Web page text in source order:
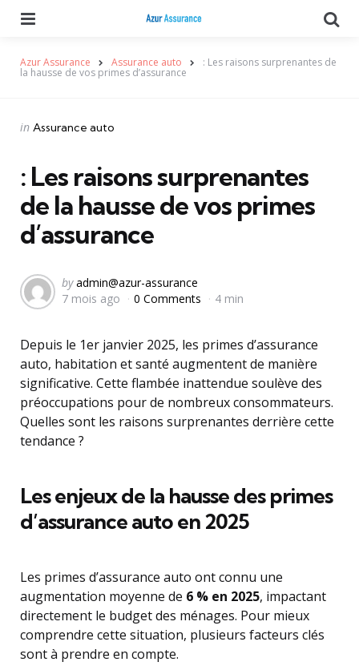
Azur Assurance Assurance auto : Les raisons surprenantes de
la hausse de vos primes d’assurance
Categories
Posted
in Assurance auto
: Les raisons surprenantes
de la hausse de vos primes
d’assurance
Posted
by
by admin@azur-assurance
7 mois ago
0 Comments 4 min
Depuis le 1er janvier 2025, les primes d’assurance
auto, habitation et santé augmentent de manière
significative. Cette flambée inattendue soulève des
préoccupations pour de nombreux consommateurs.
Quelles sont les raisons surprenantes derrière cette
tendance ?
Les enjeux de la hausse des primes
d’assurance auto en 2025
Les primes d’assurance auto ont connu une
augmentation moyenne de 6 % en 2025, impactant
directement le budget des ménages. Pour mieux
comprendre cette situation, plusieurs facteurs clés
sont à prendre en compte.